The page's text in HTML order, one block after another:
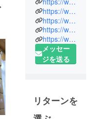
ンプルかつ
洗練された
デザインで
長く愛され
るような生
活雑貨・
入販売して
います。
https://www.instagram.com/sansyu_corp/
https://www.instagram.com/mawa_japan/
https://www.sansyu-online.shop/
https://www.mawa-shop.jp/
メッセー
ジを送る
リターンを